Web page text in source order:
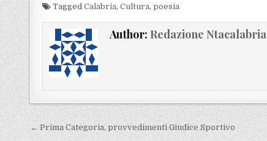
TaggedCalabria,Cultura,poesia
Author: Redazione Ntacalabria
Navigazione articoli
← Prima Categoria, provvedimenti Giudice Sportivo